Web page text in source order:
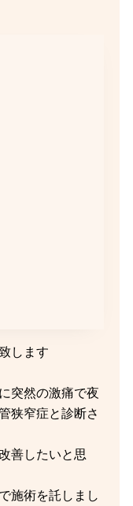
します
突然の激痛で夜
狭窄症と診断さ
善したいと思
施術を託しまし